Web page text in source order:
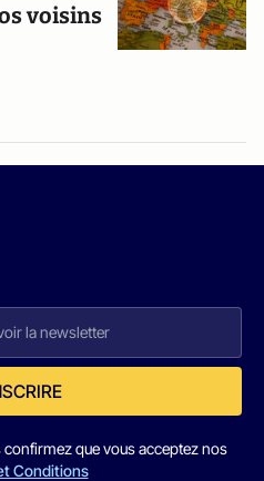
voisins
que vous acceptez nos
Conditions